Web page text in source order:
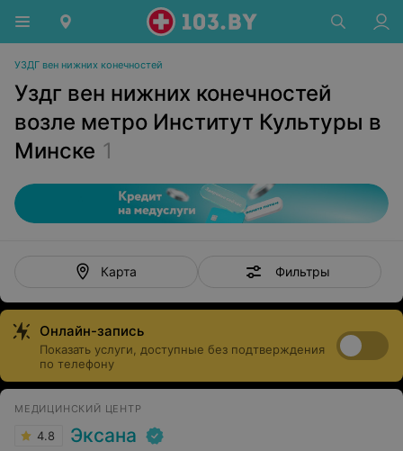
УЗДГ вен нижних конечностей
Уздг вен нижних конечностей
возле метро Институт Культуры в
Минске 1
Карта Фильтры
Онлайн-запись
Показать услуги, доступные без подтверждения
по телефону
МЕДИЦИНСКИЙ ЦЕНТР
4.8 Эксана